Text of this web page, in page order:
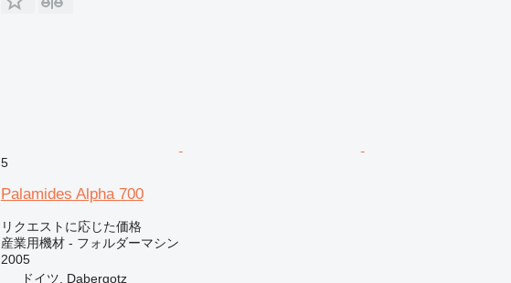
5
Palamides Alpha 700
リクエストに応じた価格
産業用機材 - フォルダーマシン
2005
ドイツ, Dabergotz